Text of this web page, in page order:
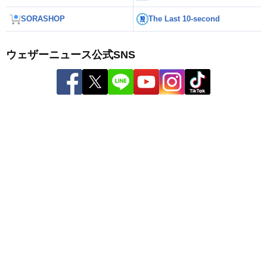
SORASHOP The Last 10-second
ウェザーニュース公式SNS